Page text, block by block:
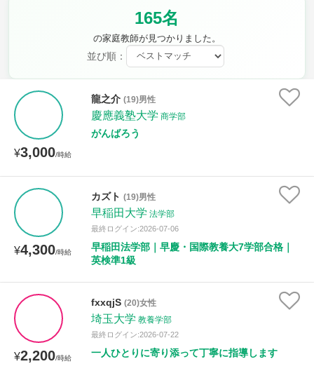
165名
の家庭教師が見つかりました。
並び順：
¥3,000/時給
龍之介 (19)男性
慶應義塾大学 商学部
がんばろう
¥4,300/時給
カズト (19)男性
早稲田大学 法学部
最終ログイン:2026-07-06
早稲田法学部｜早慶・国際教養大7学部合格｜
英検準1級
¥2,200/時給
fxxqjS (20)女性
埼玉大学 教養学部
最終ログイン:2026-07-22
一人ひとりに寄り添って丁寧に指導します
現代文 古典
芸術 音楽 保健体育
時給：¥1,000 ～ ¥10,000
月曜日 火曜日 水曜日
土曜日 日曜日
距離：15km以内